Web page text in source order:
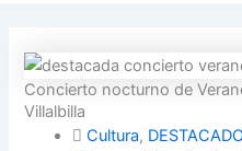
Concierto nocturno de
Villalbilla
Cultura,